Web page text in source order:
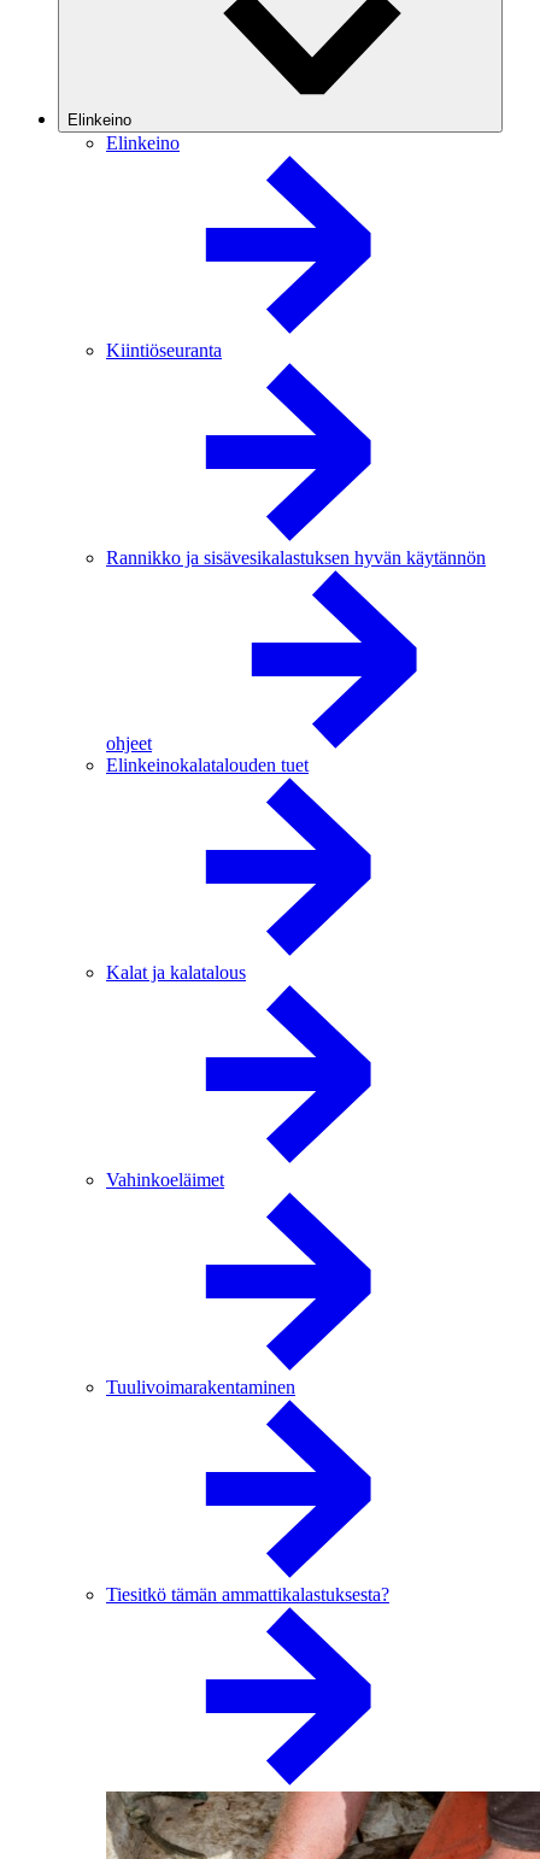
Elinkeino
Elinkeino
Kiintiöseuranta
Rannikko ja sisävesikalastuksen hyvän käytännön
ohjeet
Elinkeinokalatalouden tuet
Kalat ja kalatalous
Vahinkoeläimet
Tuulivoimarakentaminen
Tiesitkö tämän ammattikalastuksesta?